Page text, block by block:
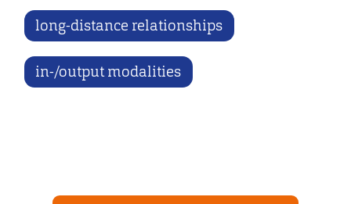
long-distance relationships
in-/output modalities